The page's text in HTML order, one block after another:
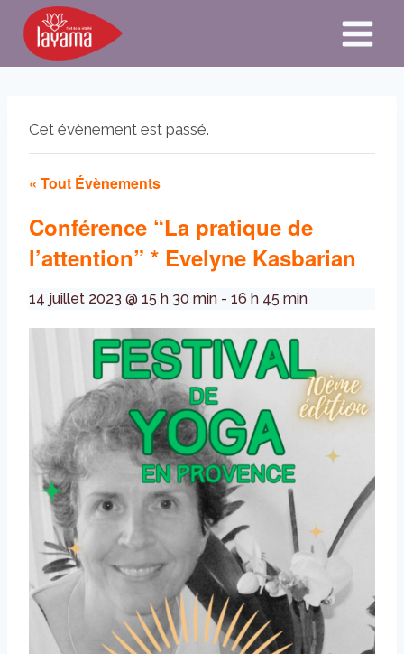
Aller
contenu
Cet évènement est passé.
« Tout Évènements
Conférence “La pratique de
l’attention” * Evelyne Kasbarian
14 juillet 2023 @ 15 h 30 min - 16 h 45 min